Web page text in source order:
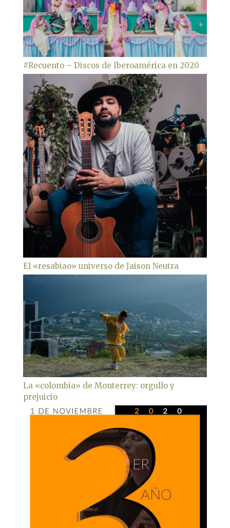
#Recuento – Discos de Iberoamérica en 2020
El «resabiao» universo de Jaison Neutra
La «colombia» de Monterrey: orgullo y
prejuicio